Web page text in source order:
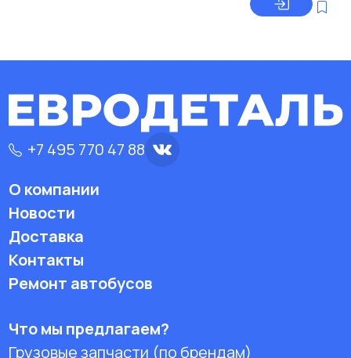
+7 495 770 47 88
О компании
Новости
Доставка
Контакты
Ремонт автобусов
Что мы предлагаем?
Грузовые запчасти (по брендам)